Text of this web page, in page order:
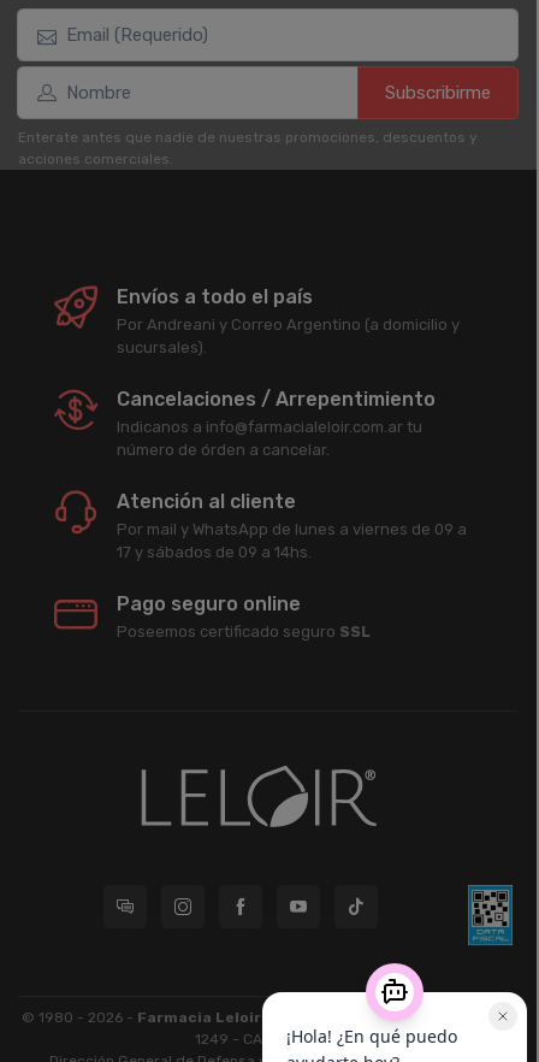
Subscribirme
Enterate antes que nadie de nuestras promociones, descuentos y
acciones comerciales.
Envíos a todo el país
Por Andreani y Correo Argentino (a domicilio y
sucursales).
Cancelaciones / Arrepentimiento
Indicanos a info@farmacialeloir.com.ar tu
número de órden a cancelar.
Atención al cliente
Por mail y WhatsApp de lunes a viernes de 09 a
17 y sábados de 09 a 14hs.
Pago seguro online
Poseemos certificado seguro SSL
© 1980 - 2026 - Farmacia Leloir S.R.L.
| CUIT 33609220789 - Larrea
1249 - CABA - CP 1117